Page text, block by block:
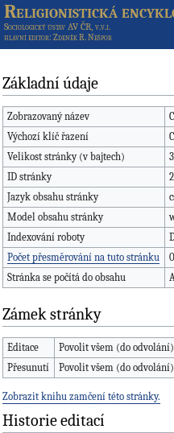
Religionistická
Sociologický ústav AV ČR, v.v.i.
hlavní editor: Zdeněk R. Nešpor
Základní údaje
Zobrazovaný název
Výchozí klíč řazení
Velikost stránky (v bajtech)
ID stránky
Jazyk obsahu stránky
Model obsahu stránky
Indexování roboty
Počet přesměrování na tuto stránku
0
Stránka se počítá do obsahu
Zámek stránky
Editace
Povolit všem (do odvolání)
Přesunutí
Povolit všem (do odvolání)
Zobrazit knihu zamčení této stránky.
Historie editací